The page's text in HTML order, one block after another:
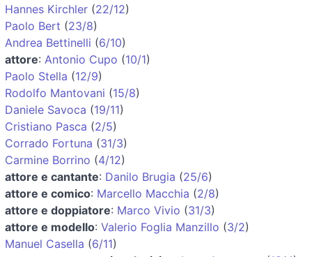
Hannes Kirchler (22/12)
Paolo Bert (23/8)
Andrea Bettinelli (6/10)
attore: Antonio Cupo (10/1)
Paolo Stella (12/9)
Rodolfo Mantovani (15/8)
Daniele Savoca (19/11)
Cristiano Pasca (2/5)
Corrado Fortuna (31/3)
Carmine Borrino (4/12)
attore e cantante: Danilo Brugia (25/6)
attore e comico: Marcello Macchia (2/8)
attore e doppiatore: Marco Vivio (31/3)
attore e modello: Valerio Foglia Manzillo (3/2)
Manuel Casella (6/11)